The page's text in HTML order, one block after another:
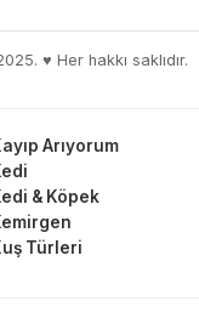
♥️ Her hakkı saklıdır.
Arıyorum
& Köpek
Türleri